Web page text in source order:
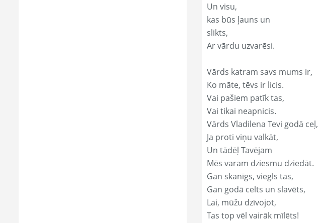
Un visu,
kas būs ļauns un
slikts,
Ar vārdu uzvarēsi.
Vārds katram savs mums ir,
Ko māte, tēvs ir licis.
Vai pašiem patīk tas,
Vai tikai neapnicis.
Vārds Vladilena Tevi godā ceļ,
Ja proti viņu valkāt,
Un tādēļ Tavējam
Mēs varam dziesmu dziedāt.
Gan skanīgs, viegls tas,
Gan godā celts un slavēts,
Lai, mūžu dzīvojot,
Tas top vēl vairāk mīlēts!